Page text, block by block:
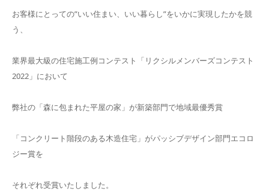
お客様にとっての”いい住まい、いい暮らし”をいかに実現したかを競
う、
業界最大級の住宅施工例コンテスト「リクシルメンバーズコンテスト
2022」において
弊社の「森に包まれた平屋の家」が新築部門で地域最優秀賞
「コンクリート階段のある木造住宅」がパッシブデザイン部門エコロ
ジー賞を
それぞれ受賞いたしました。